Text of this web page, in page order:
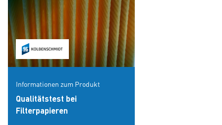
Informationen zum Produkt
Qualitätstest bei
Filterpapieren